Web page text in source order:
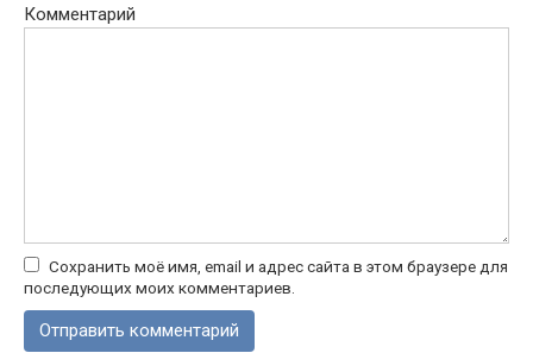
Комментарий
Сохранить моё имя, email и адрес сайта в этом браузере для
последующих моих комментариев.